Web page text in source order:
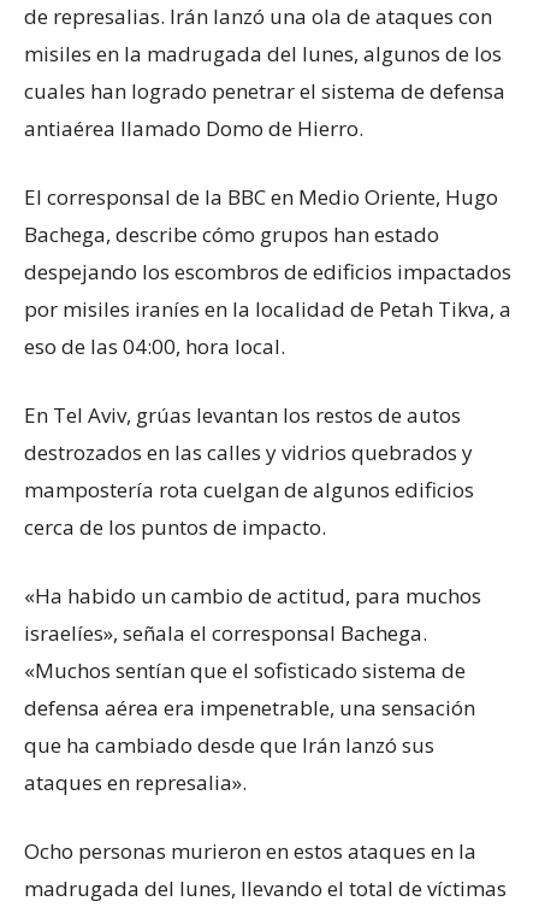
de represalias. Irán lanzó una ola de ataques con
misiles en la madrugada del lunes, algunos de los
cuales han logrado penetrar el sistema de defensa
antiaérea llamado Domo de Hierro.
El corresponsal de la BBC en Medio Oriente, Hugo
Bachega, describe cómo grupos han estado
despejando los escombros de edificios impactados
por misiles iraníes en la localidad de Petah Tikva, a
eso de las 04:00, hora local.
En Tel Aviv, grúas levantan los restos de autos
destrozados en las calles y vidrios quebrados y
mampostería rota cuelgan de algunos edificios
cerca de los puntos de impacto.
«Ha habido un cambio de actitud, para muchos
israelíes», señala el corresponsal Bachega.
«Muchos sentían que el sofisticado sistema de
defensa aérea era impenetrable, una sensación
que ha cambiado desde que Irán lanzó sus
ataques en represalia».
Ocho personas murieron en estos ataques en la
madrugada del lunes, llevando el total de víctimas